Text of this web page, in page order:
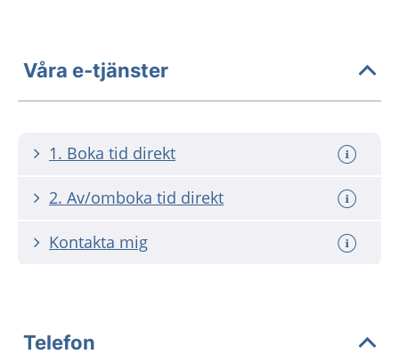
Våra e-tjänster
1. Boka tid direkt
2. Av/omboka tid direkt
Kontakta mig
Telefon